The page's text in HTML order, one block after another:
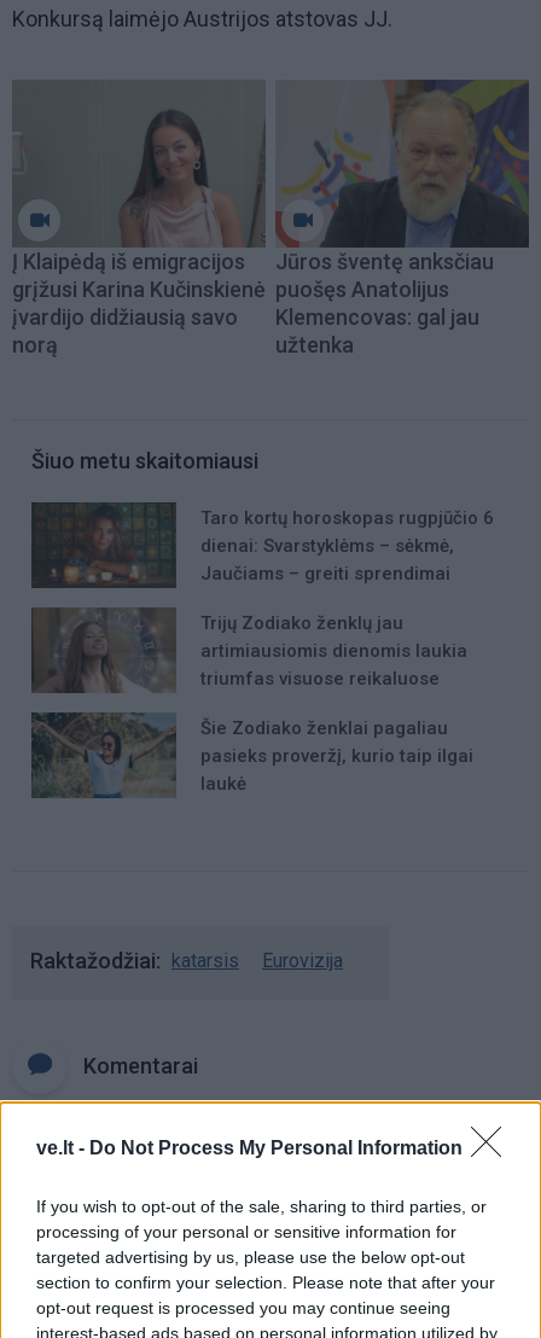
ve.lt - Do Not Process My Personal Information
If you wish to opt-out of the sale, sharing to third parties, or
processing of your personal or sensitive information for
targeted advertising by us, please use the below opt-out
section to confirm your selection. Please note that after your
opt-out request is processed you may continue seeing
interest-based ads based on personal information utilized by
Konkursą laimėjo Austrijos atstovas JJ.
Į Klaipėdą iš emigracijos
grįžusi Karina Kučinskienė
įvardijo didžiausią savo
norą
Jūros šventę anksčiau
puošęs Anatolijus
Klemencovas: gal jau
užtenka
Šiuo metu skaitomiausi
Taro kortų horoskopas rugpjūčio 6
dienai: Svarstyklėms – sėkmė,
Jaučiams – greiti sprendimai
Trijų Zodiako ženklų jau
artimiausiomis dienomis laukia
triumfas visuose reikaluose
Šie Zodiako ženklai pagaliau
pasieks proveržį, kurio taip ilgai
laukė
Raktažodžiai katarsis Eurovizija
Komentarai
Rašyti komentarą
Jūsų vardas
Komentaras